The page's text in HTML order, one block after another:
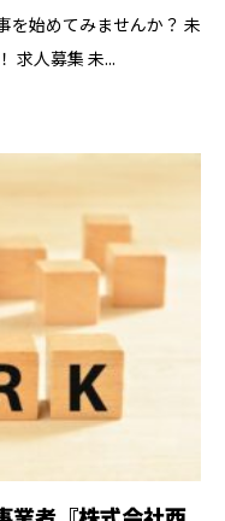
を始めてみませんか？ 未
求人募集 未...